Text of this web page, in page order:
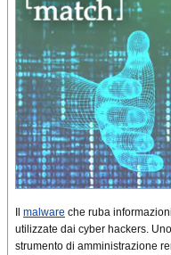
Il malware che ruba
utilizzate dai cyber hackers.
strumento di amministrazione